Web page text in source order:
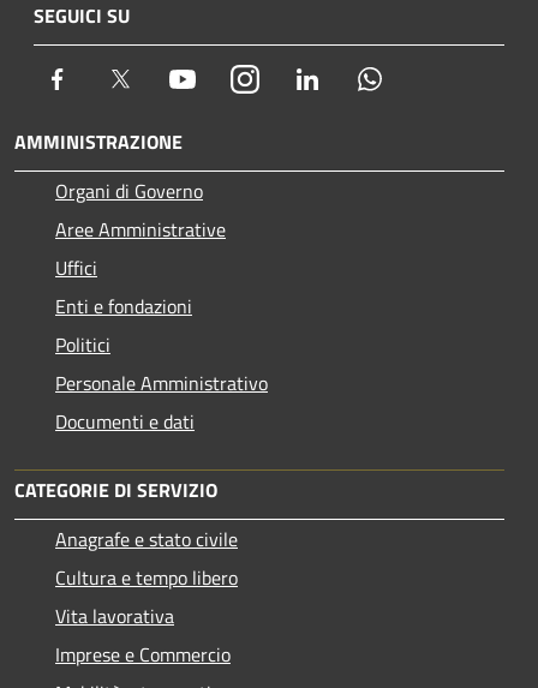
SEGUICI SU
Facebook Twitter YoutubeInstagram LinkedIn
AMMINISTRAZIONE
Organi di Governo
Aree Amministrative
Uffici
Enti e fondazioni
Politici
Personale Amministrativo
Documenti e dati
CATEGORIE DI SERVIZIO
Anagrafe e stato civile
Cultura e tempo libero
Vita lavorativa
Imprese e Commercio